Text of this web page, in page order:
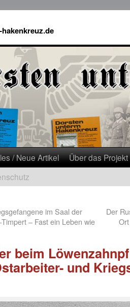
/ Neue Artikel
Über das Projekt
im Saal der
– Fast ein Leben wie
Der
beim
­und